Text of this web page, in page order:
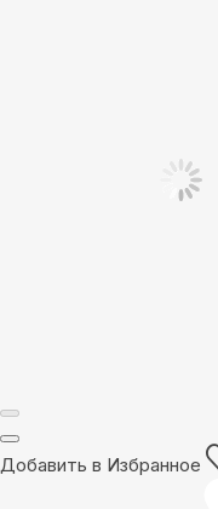
Добавить в Избранное